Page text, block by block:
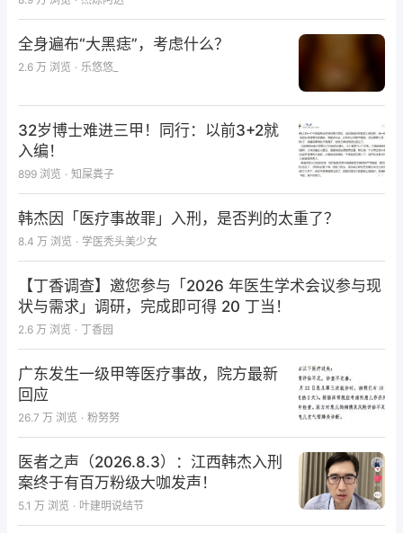
全身遍布“大黑痣”，考虑什么？
2.6 万 浏览 · 乐悠悠_
32岁博士难进三甲！同行：以前3+2就
入编！
899 浏览 · 知屎粪子
韩杰因「医疗事故罪」入刑，是否判的太重了？
8.4 万 浏览 · 学医秃头美少女
【丁香调查】邀您参与「2026 年医生学术会议参与现
状与需求」调研，完成即可得 20 丁当！
2.6 万 浏览 · 丁香园
广东发生一级甲等医疗事故，院方最新
回应
26.7 万 浏览 · 粉努努
医者之声（2026.8.3）：江西韩杰入刑
案终于有百万粉级大咖发声！
5.1 万 浏览 · 叶建明说结节